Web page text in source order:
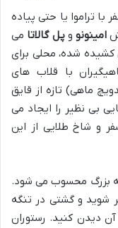
حدود ۱۰ تا ۱۵ دقیقه سفر با تراموا یا حتی پیاده
امینونووپل گالاتا می
کشیده شده، محلی برای
با قلاب های
ماهی) تازه از قایق
بی نظیر را ایجاد می
و شاخ طلایی از این
بزرگ محسوب می شود.
شوید و گشتی در تنگه
آن دیدن کنید. رستوران